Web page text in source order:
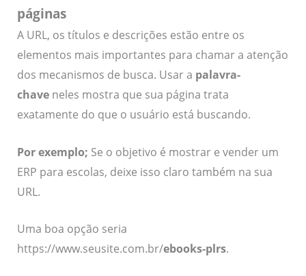
páginas
A URL, os títulos e descrições estão entre os
elementos mais importantes para chamar a atenção
dos mecanismos de busca. Usar a palavra-
chaveneles mostra que sua página trata
exatamente do que o usuário está buscando.
Por exemplo; Se o objetivo é mostrar e vender um
ERP para escolas, deixe isso claro também na sua
URL.
Uma boa opção seria
https://www.seusite.com.br/ebooks-plrs.